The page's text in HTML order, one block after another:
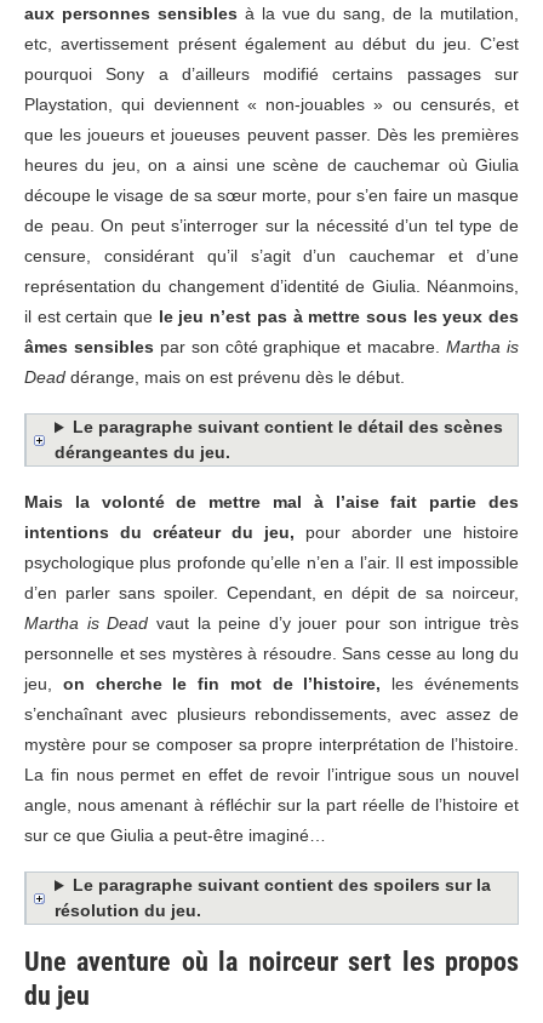
aux personnes sensibles à la vue du sang, de la mutilation,
etc, avertissement présent également au début du jeu. C’est
pourquoi Sony a d’ailleurs modifié certains passages sur
Playstation, qui deviennent « non-jouables » ou censurés, et
que les joueurs et joueuses peuvent passer. Dès les premières
heures du jeu, on a ainsi une scène de cauchemar où Giulia
découpe le visage de sa sœur morte, pour s’en faire un masque
de peau. On peut s’interroger sur la nécessité d’un tel type de
censure, considérant qu’il s’agit d’un cauchemar et d’une
représentation du changement d’identité de Giulia. Néanmoins,
il est certain que le jeu n’est pas à mettre sous les yeux des
âmes sensibles par son côté graphique et macabre.Martha is
Dead dérange, mais on est prévenu dès le début.
Le paragraphe suivant contient le détail des scènes
dérangeantes du jeu.
Mais la volonté de mettre mal à l’aise fait partie des
intentions du créateur du jeu, pour aborder une histoire
psychologique plus profonde qu’elle n’en a l’air. Il est impossible
d’en parler sans spoiler. Cependant, en dépit de sa noirceur,
Martha is Dead vaut la peine d’y jouer pour son intrigue très
personnelle et ses mystères à résoudre. Sans cesse au long du
jeu, on cherche le fin mot de l’histoire, les événements
s’enchaînant avec plusieurs rebondissements, avec assez de
mystère pour se composer sa propre interprétation de l’histoire.
La fin nous permet en effet de revoir l’intrigue sous un nouvel
angle, nous amenant à réfléchir sur la part réelle de l’histoire et
sur ce que Giulia a peut-être imaginé…
Le paragraphe suivant contient des spoilers sur la
résolution du jeu.
Une aventure où la noirceur sert les propos
du jeu